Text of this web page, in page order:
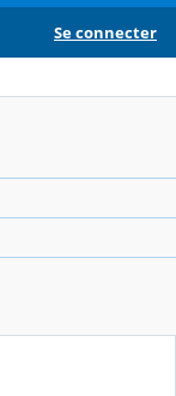
Se connecter